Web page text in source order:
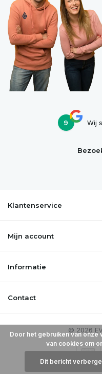
9 Wij
Klantenservice
Mijn account
Informatie
Contact
© 2026
Door het gebruiken van
van cookies om
Dit bericht